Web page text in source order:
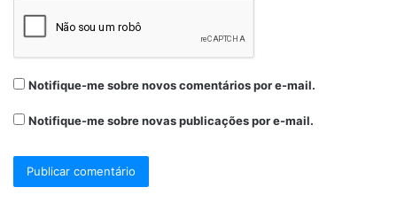
Notifique-me sobre novos comentários por e-mail.
Notifique-me sobre novas publicações por e-mail.